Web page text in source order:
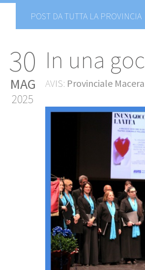
POST DA TUTTA LA PROVINCIA
30
MAG
2025
In una
AVIS: Provinciale